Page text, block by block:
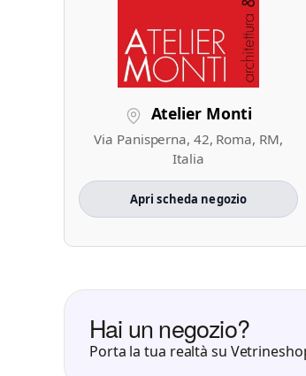
Atelier Monti
Via Panisperna, 42, Roma, RM,
Italia
Apri scheda negozio
Hai un negozio?
Porta la tua realtà su